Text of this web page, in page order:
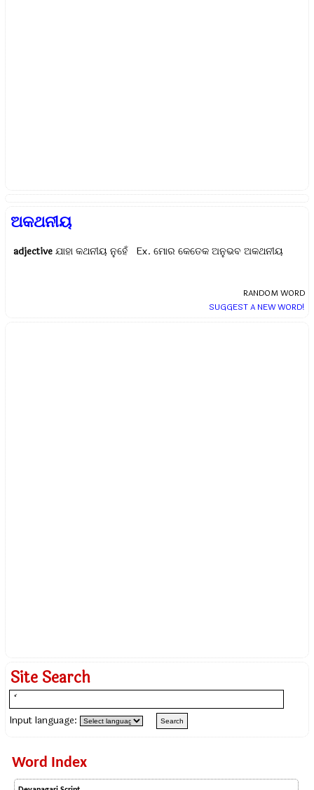
ଅକଥନୀୟ
adjective ଯାହା କଥନୀୟ ନୁହେଁ Ex.ମୋର କେତେକ ଅନୁଭବ ଅକଥନୀୟ
RANDOM WORD
SUGGEST A NEW WORD!
Site Search
Input language:
Word Index